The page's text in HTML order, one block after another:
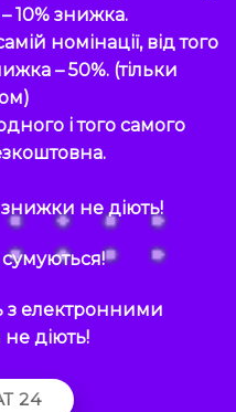
10% знижка.
номінації, від того
– 50%. (тільки
і того самого
знижки не діють!
з електронними
діють!
24